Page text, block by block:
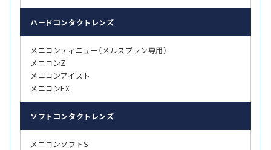
ハード コンタクトレンズ
メニコンティニュー（メルスプラン専用）
メニコンZ
メニコンアイスト
メニコンEX
ソフト コンタクトレンズ
メニコンソフトS